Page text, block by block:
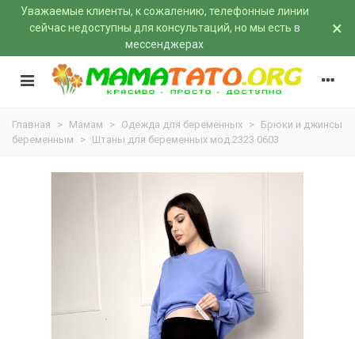
Уважаемые клиенты, к сожалению, телефонные линии
сейчас недоступны для консультаций, но мы есть в
мессенджерах
×
Главная > Мамам > Одежда для беременных > Брюки и джинсы
беременным
> Штаны для беременных мод.2323 0603